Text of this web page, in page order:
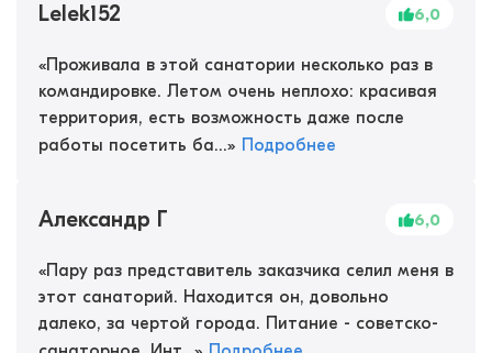
Lelek152 6,0
«Проживала в этой санатории несколько раз в
командировке. Летом очень неплохо: красивая
территория, есть возможность даже после
работы посетить ба...» Подробнее
Александр Г 6,0
«Пару раз представитель заказчика селил меня в
этот санаторий. Находится он, довольно
далеко, за чертой города. Питание - советско-